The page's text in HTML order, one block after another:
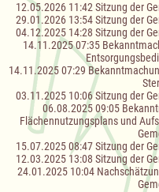
12.05.2026 11:42 Sitzung der
29.01.2026 13:54 Sitzung der
04.12.2025 14:28 Sitzung der
14.11.2025 07:35
14.11.2025 07:29
03.11.2025 10:06 Sitzung der
06.08.2025 09:05
Flächennutzungsplans und
15.07.2025 08:47 Sitzung der
12.03.2025 13:08 Sitzung der
24.01.2025 10:04